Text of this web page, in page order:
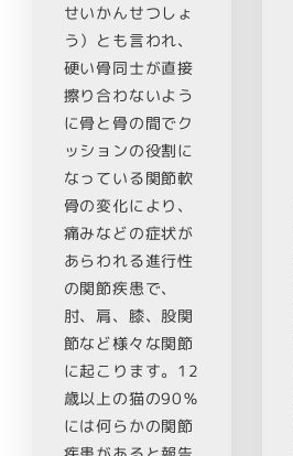
せいかんせつしょ
う）とも言われ、
硬い骨同士が直接
擦り合わないよう
に骨と骨の間でク
ッションの役割に
なっている関節軟
骨の変化により、
痛みなどの症状が
あらわれる進行性
の関節疾患で、​​
肘、肩、膝、股関
節など様々な関節
に起こります。12
歳以上の猫の90％
には何らかの関節